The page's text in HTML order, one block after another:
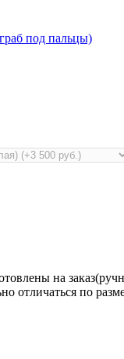
на
отличаться по